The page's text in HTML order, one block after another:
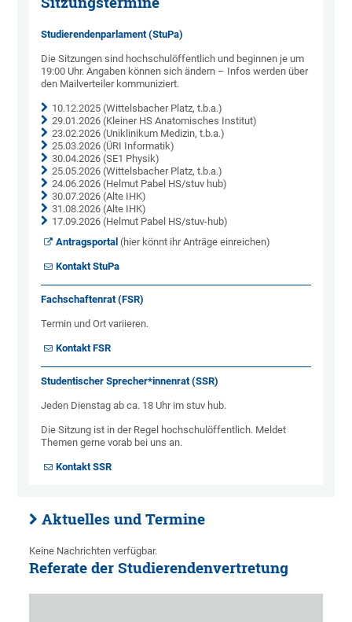
Studierendenparlament (StuPa)
Die Sitzungen sind hochschulöffentlich und beginnen je um
19:00 Uhr. Angaben können sich ändern – Infos werden über
den Mailverteiler kommuniziert.
10.12.2025 (Wittelsbacher Platz, t.b.a.)
29.01.2026 (Kleiner HS Anatomisches Institut)
23.02.2026 (Uniklinikum Medizin, t.b.a.)
25.03.2026 (ÜRI Informatik)
30.04.2026 (SE1 Physik)
25.05.2026 (Wittelsbacher Platz, t.b.a.)
24.06.2026 (Helmut Pabel HS/stuv hub)
30.07.2026 (Alte IHK)
31.08.2026 (Alte IHK)
17.09.2026 (Helmut Pabel HS/stuv-hub)
Antragsportal (hier könnt ihr Anträge einreichen)
Kontakt StuPa
Fachschaftenrat (FSR)
Termin und Ort variieren.
Kontakt FSR
Studentischer Sprecher*innenrat (SSR)
Jeden Dienstag ab ca. 18 Uhr im stuv hub.
Die Sitzung ist in der Regel hochschulöffentlich. Meldet
Themen gerne vorab bei uns an.
Kontakt SSR
Aktuelles und Termine
Keine Nachrichten verfügbar.
Referate der Studierendenvertretung